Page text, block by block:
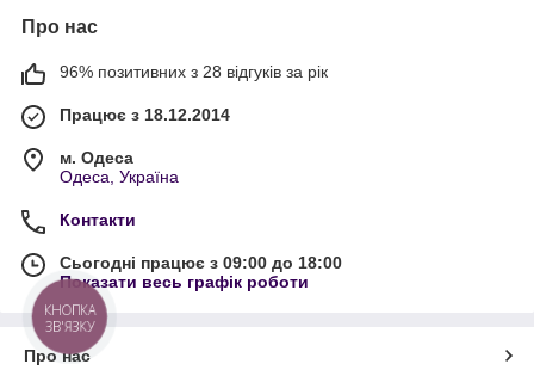
Про нас
96% позитивних з 28 відгуків за рік
Працює з 18.12.2014
м. Одеса
Одеса, Україна
Контакти
Сьогодні працює з 09:00 до 18:00
Показати весь графік роботи
Про нас
КНОПКА
ЗВ'ЯЗКУ